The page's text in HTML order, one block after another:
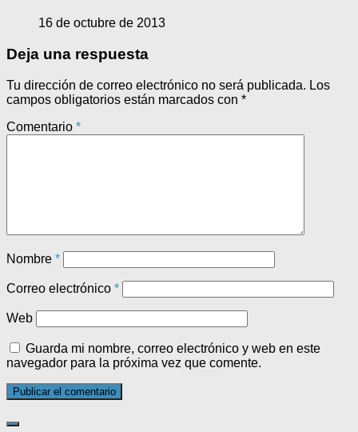
16 de octubre de 2013
Deja una respuesta
Tu dirección de correo electrónico no será publicada. Los
campos obligatorios están marcados con *
Comentario *
Nombre *
Correo electrónico *
Web
Guarda mi nombre, correo electrónico y web en este
navegador para la próxima vez que comente.